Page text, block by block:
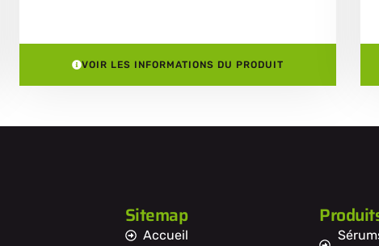
VOIR LES INFORMATIONS DU PRODUIT
Sitemap
Accueil